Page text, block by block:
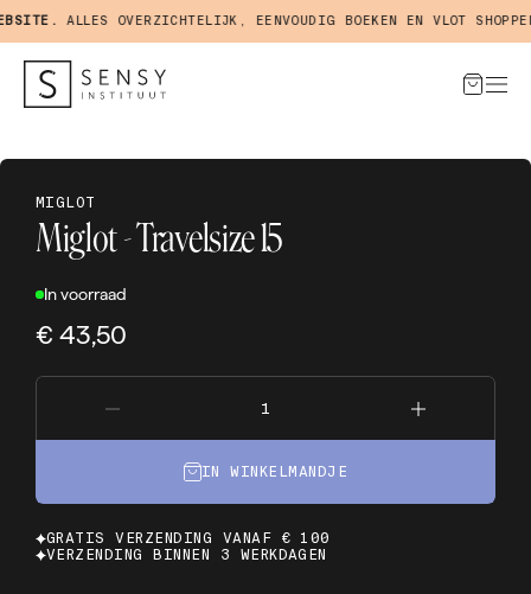
ALLES OVERZICHTELIJK, EENVOUDIG BOEKEN EN VLOT SHOPPEN
MIGLOT
Miglot - Travelsize 15
In voorraad
€ 43,50
IN WINKELMANDJE
GRATIS VERZENDING VANAF € 100
VERZENDING BINNEN 3 WERKDAGEN